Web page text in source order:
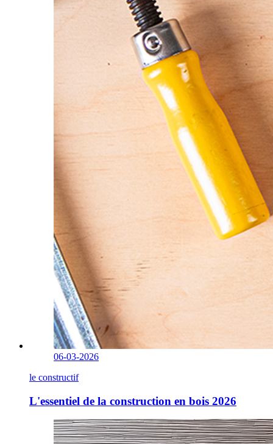
06-03-2026
le constructif
L'essentiel de la construction en bois 2026